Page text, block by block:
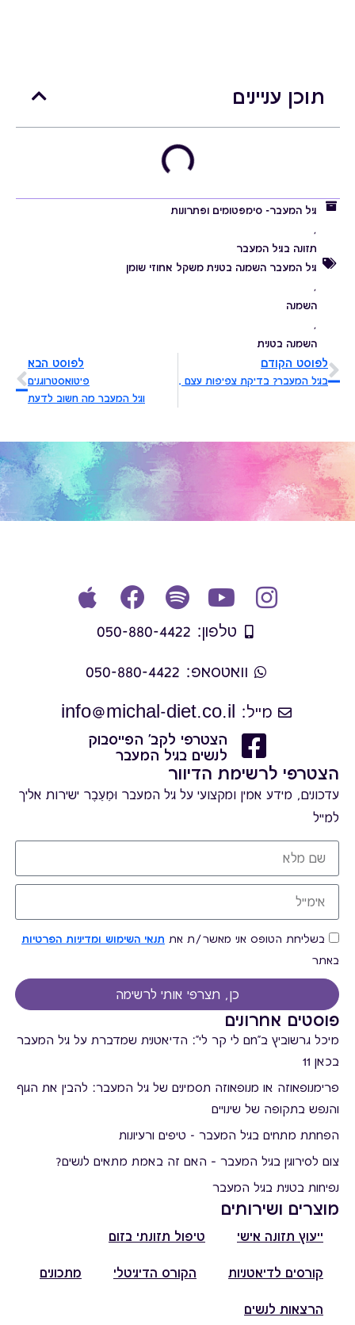
תוכן עניינים
גיל המעבר- סימפטומים ופתרונות
,
תזונה בגיל המעבר
גיל המעבר השמנה בטנית משקל אחוזי שומן
,
השמנה
,
השמנה בטנית
לפוסט הקודם
בגיל המעבר? בדיקת צפיפות עצם עשית?
לפוסט הבא
פיטואסטרוגנים
וגיל המעבר מה חשוב לדעת
טלפון: 050-880-4422
וואטסאפ: 050-880-4422
מייל: info@michal-diet.co.il
הצטרפי לקב' הפייסבוק
לנשים בגיל המעבר
פוסטים אחרונים
מיכל גרשוביץ ב"חם לי קר לי": הדיאטנית שמדברת על גיל המעבר
בכאן 11
פרימנופאוזה או מנופאוזה תסמינים של גיל המעבר: להבין את הגוף
והנפש בתקופה של שינויים
הפחתת מתחים בגיל המעבר - טיפים ורעיונות
צום לסירוגין בגיל המעבר – האם זה באמת מתאים לנשים?
נפיחות בטנית בגיל המעבר
מוצרים ושירותים
ייעוץ תזונה אישי טיפול תזונתי בזום
קורסים לדיאטניות הקורס הדיגיטלי מתכונים
הרצאות לנשים
הצטרפי לרשימת הדיוור
עדכונים, מידע אמין ומקצועי על גיל המעבר וּמֵעֵבֶר ישירות אליך
למייל
בשליחת הטופס אני מאשר/ת את תנאי השימוש ומדיניות הפרטיות
באתר
כן, תצרפי אותי לרשימה